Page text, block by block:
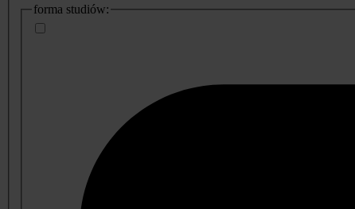
dodatkowe
informacje
forma studiów: